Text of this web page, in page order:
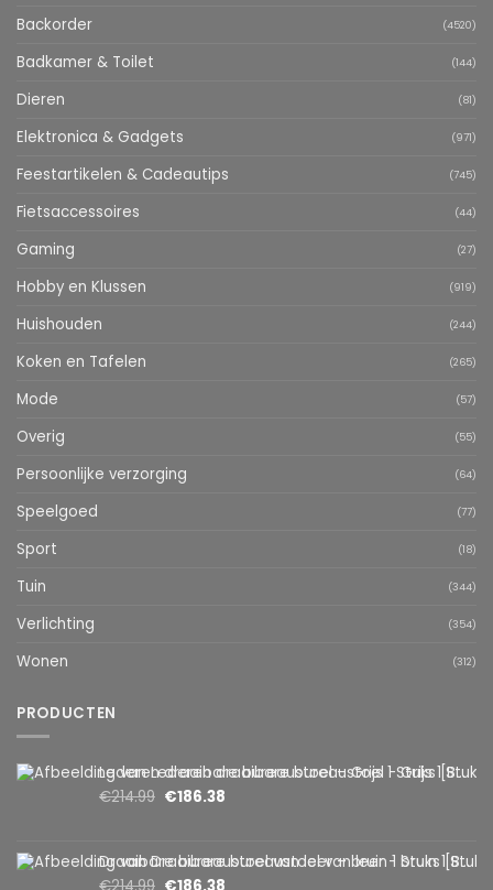
Backorder (4520)
Badkamer & Toilet (144)
Dieren (81)
Elektronica & Gadgets (971)
Feestartikelen & Cadeautips (745)
Fietsaccessoires (44)
Gaming (27)
Hobby en Klussen (919)
Huishouden (244)
Koken en Tafelen (265)
Mode (57)
Overig (55)
Persoonlijke verzorging (64)
Speelgoed (77)
Sport (18)
Tuin (344)
Verlichting (354)
Wonen (312)
PRODUCTEN
Lederen draaibare bureaustoel – Grijs 1 Stuks [BMD1107GY]
€214.99 €186.38
Draaibare bureaustoel van leer – bruin 1 Stuks [BMD1107BR]